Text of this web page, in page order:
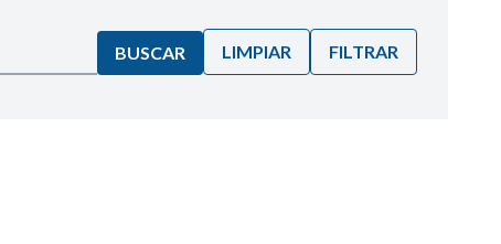
BUSCAR LIMPIAR FILTRAR